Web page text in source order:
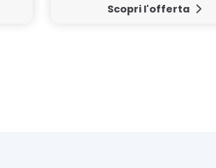
Scopri l'offerta